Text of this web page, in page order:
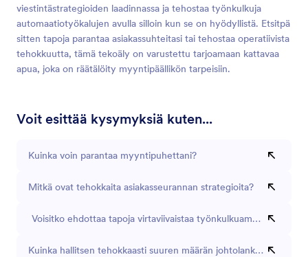
viestintästrategioiden laadinnassa ja tehostaa työnkulkuja
automaatiotyökalujen avulla silloin kun se on hyödyllistä. Etsitpä
sitten tapoja parantaa asiakassuhteitasi tai tehostaa operatiivista
tehokkuutta, tämä tekoäly on varustettu tarjoamaan kattavaa
apua, joka on räätälöity myyntipäällikön tarpeisiin.
Voit esittää kysymyksiä kuten...
Kuinka voin parantaa myyntipuhettani?
Mitkä ovat tehokkaita asiakasseurannan strategioita?
Voisitko ehdottaa tapoja virtaviivaistaa työnkulkuamme?
Kuinka hallitsen tehokkaasti suuren määrän johtolankoja?